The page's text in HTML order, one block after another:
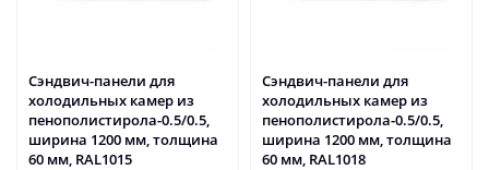
Сэндвич-панели для
холодильных камер из
пенополистирола-0.5/0.5,
ширина 1200 мм, толщина
60 мм, RAL1015
Сэндвич-панели для
холодильных камер из
пенополистирола-0.5/0.5,
ширина 1200 мм, толщина
60 мм, RAL1018